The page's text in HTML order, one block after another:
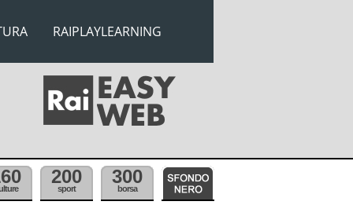
RAIPLAYLEARNING
200
sport
300
borsa